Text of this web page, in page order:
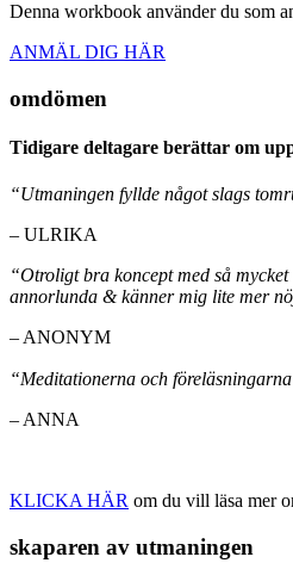
Denna workbook använder du som
ANMÄL DIG HÄR
omdömen
Tidigare deltagare berättar om
“Utmaningen fyllde något slags
– ULRIKA
“Otroligt bra koncept med så
annorlunda & känner mig lite mer
– ANONYM
“Meditationerna och
– ANNA
KLICKA HÄR om du vill läsa mer
skaparen av utmaningen